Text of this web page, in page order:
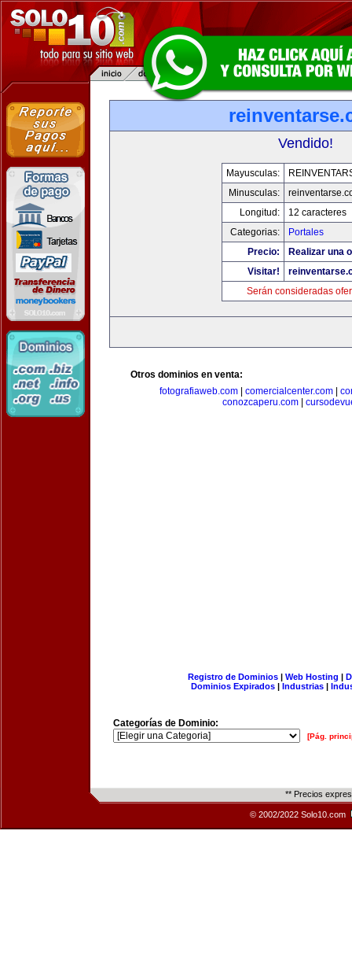
Vendido!
Mayusculas:
Minusculas:
Longitud:
12 caracteres
Categorias:
Portales
Precio:
Realizar una
Visitar!
Serán consideradas
Otros dominios en venta:
fotografiaweb.com| comercialcenter.com|
conozcaperu.com
Registro de Dominios| Web Hosting |
Dominios Expirados | Industrias |
Categorías de Dominio:
[Pág.
** Precios
© 2002/2022 Solo10.com